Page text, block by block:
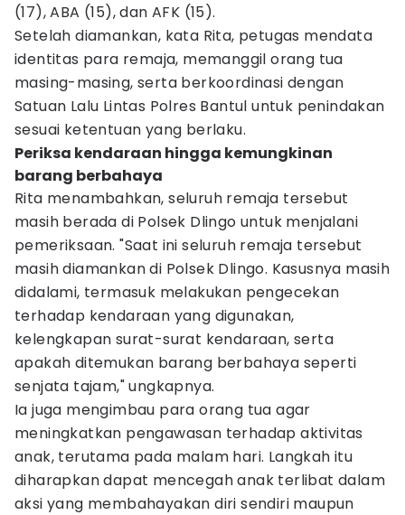
(17), ABA (15), dan AFK (15).
Setelah diamankan, kata Rita, petugas mendata
identitas para remaja, memanggil orang tua
masing-masing, serta berkoordinasi dengan
Satuan Lalu Lintas Polres Bantul untuk penindakan
sesuai ketentuan yang berlaku.
Periksa kendaraan hingga kemungkinan
barang berbahaya
Rita menambahkan, seluruh remaja tersebut
masih berada di Polsek Dlingo untuk menjalani
pemeriksaan. "Saat ini seluruh remaja tersebut
masih diamankan di Polsek Dlingo. Kasusnya masih
didalami, termasuk melakukan pengecekan
terhadap kendaraan yang digunakan,
kelengkapan surat-surat kendaraan, serta
apakah ditemukan barang berbahaya seperti
senjata tajam," ungkapnya.
Ia juga mengimbau para orang tua agar
meningkatkan pengawasan terhadap aktivitas
anak, terutama pada malam hari. Langkah itu
diharapkan dapat mencegah anak terlibat dalam
aksi yang membahayakan diri sendiri maupun